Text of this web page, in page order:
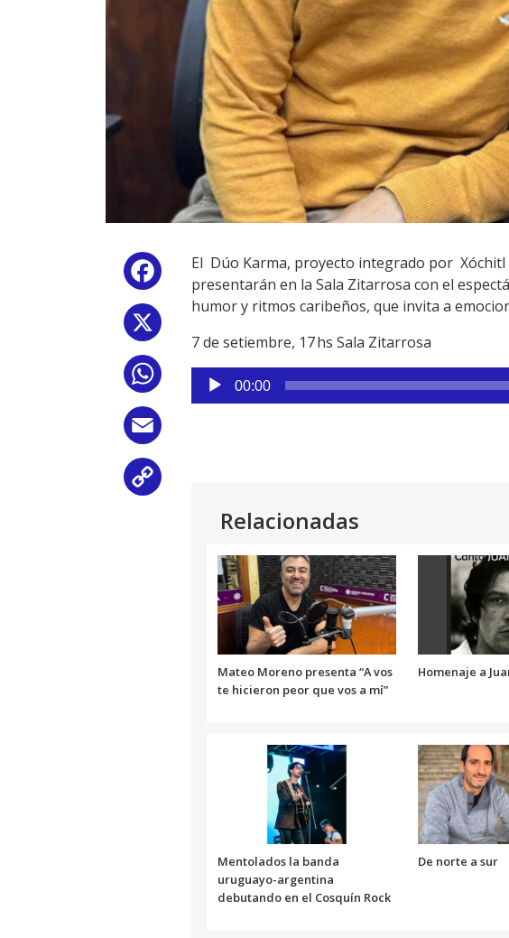
Facebook
WhatsApp
El Dúo Karma, proyecto integrado por Xóchitl
presentarán en la Sala Zitarrosa con el
humor y ritmos caribeños, que invita a
7 de setiembre, 17 hs Sala Zitarrosa
Reproductor
de
00:00
Relacionadas
Mateo Moreno presenta “A vos
te hicieron peor que vos a mí”
Homenaje a
Mentolados la banda
uruguayo-argentina
debutando en el Cosquín Rock
De norte a sur